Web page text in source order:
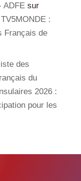
ADFEsur
:
Français de
des
du
2026 :
pour les